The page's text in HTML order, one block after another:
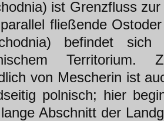
ist Grenzfluss
fließende
befindet sich
Territorium.
von Mescherin ist
polnisch; hier
Abschnitt der